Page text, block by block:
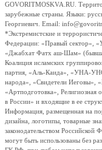
GOVORITMOSKVA.RU.
зарубежные страны. Языки:
Георгиевич. Email:
*Экстремистские и
Федерации: «Правый сектор»,
«Джабхат Фатх аш-Шам»
Коалиция исламских
партия, «Аль-Каида», «УНА-
народа», «Свидетели Иеговы»,
«Артподготовка», Религиозная
в России» и входящие в ее
Информация, размещенная на
дизайна, логотипы, товарные
законодательством
могут быть использованы без